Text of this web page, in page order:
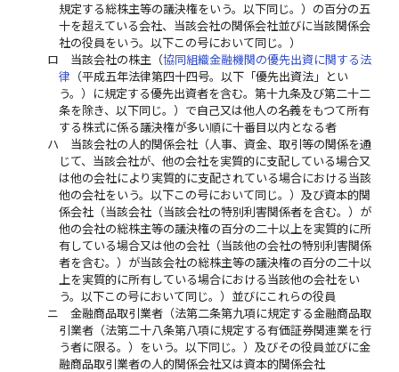
規定する総株主等の議決権をいう。以下同じ。）の百分の五
十を超えている会社、当該会社の関係会社並びに当該関係会
社の役員をいう。以下この号において同じ。）
ロ
当該会社の株主（協同組織金融機関の優先出資に関する法
律 （平成五年法律第四十四号。以下「優先出資法」とい
う。）に規定する優先出資者を含む。第十九条及び第二十二
条を除き、以下同じ。）で自己又は他人の名義をもつて所有
する株式に係る議決権が多い順に十番目以内となる者
ハ
当該会社の人的関係会社（人事、資金、取引等の関係を通
じて、当該会社が、他の会社を実質的に支配している場合又
は他の会社により実質的に支配されている場合における当該
他の会社をいう。以下この号において同じ。）及び資本的関
係会社（当該会社（当該会社の特別利害関係者を含む。）が
他の会社の総株主等の議決権の百分の二十以上を実質的に所
有している場合又は他の会社（当該他の会社の特別利害関係
者を含む。）が当該会社の総株主等の議決権の百分の二十以
上を実質的に所有している場合における当該他の会社をい
う。以下この号において同じ。）並びにこれらの役員
ニ
金融商品取引業者（法第二条第九項に規定する金融商品取
引業者（法第二十八条第八項に規定する有価証券関連業を行
う者に限る。）をいう。以下同じ。）及びその役員並びに金
融商品取引業者の人的関係会社又は資本的関係会社